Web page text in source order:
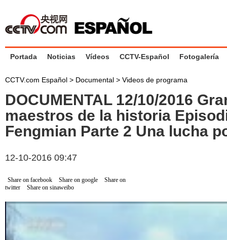
Portada Noticias Vídeos CCTV-Español Fotogalería
CCTV.com Español > Documental > Videos de programa
DOCUMENTAL 12/10/2016
maestros de la historia
Fengmian Parte 2 Una lucha
12-10-2016 09:47
Share on facebook Share on google
Share on
twitter
Share on sinaweibo